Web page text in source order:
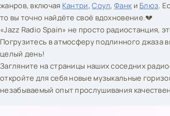
жанров, включая Кантри,Соул,Фанки Блюз.
то вы точно найдёте своё вдохновение.💔
«Jazz Radio Spain» не просто радиостанция,
Погрузитесь в атмосферу подлинного джаза
целый день!
Загляните на страницы наших соседних
откройте для себя новые музыкальные
незабываемый опыт прослушивания